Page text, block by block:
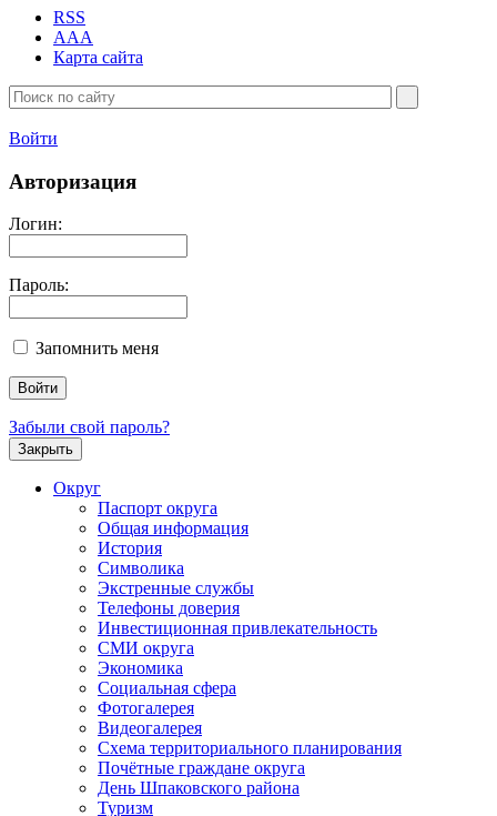
RSS
AAA
Карта сайта
Войти
Авторизация
Логин:
Пароль:
Запомнить меня
Забыли свой пароль?
Закрыть
Округ
Паспорт округа
Общая информация
История
Символика
Экстренные службы
Телефоны доверия
Инвестиционная привлекательность
СМИ округа
Экономика
Социальная сфера
Фотогалерея
Видеогалерея
Схема территориального планирования
Почётные граждане округа
День Шпаковского района
Туризм